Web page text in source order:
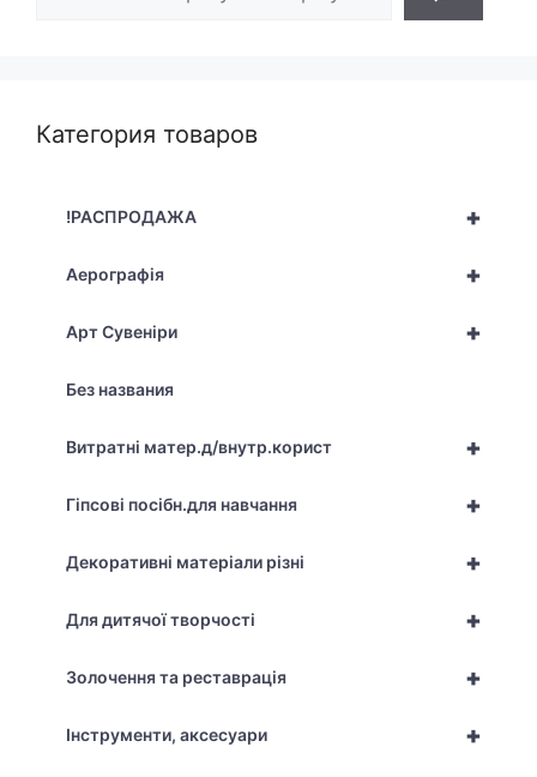
Категория товаров
+
!РАСПРОДАЖА
+
Аерографія
+
Арт Сувеніри
Без названия
+
Витратні матер.д/внутр.корист
+
Гіпсові посібн.для навчання
+
Декоративні матеріали різні
+
Для дитячої творчості
+
Золочення та реставрація
+
Інструменти, аксесуари